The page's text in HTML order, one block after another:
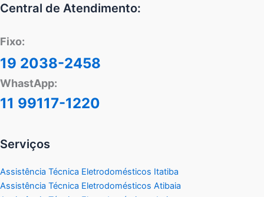
Central de Atendimento:
Fixo:
19 2038-2458
WhastApp:
11 99117-1220
Serviços
Assistência Técnica Eletrodomésticos Itatiba
Assistência Técnica Eletrodomésticos Atibaia